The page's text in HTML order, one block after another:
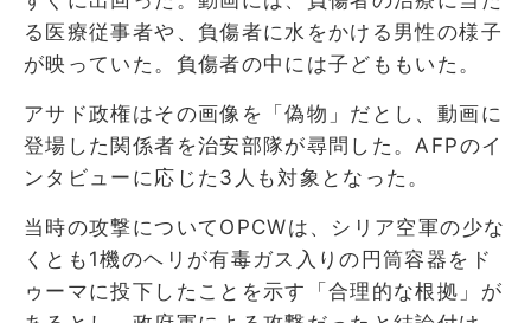
る医療従事者や、負傷者に水をかける男性の様子
が映っていた。負傷者の中には子どももいた。
アサド政権はその画像を「偽物」だとし、動画に
登場した関係者を治安部隊が尋問した。AFPのイ
ンタビューに応じた3人も対象となった。
当時の攻撃についてOPCWは、シリア空軍の少な
くとも1機のヘリが有毒ガス入りの円筒容器をド
ゥーマに投下したことを示す「合理的な根拠」が